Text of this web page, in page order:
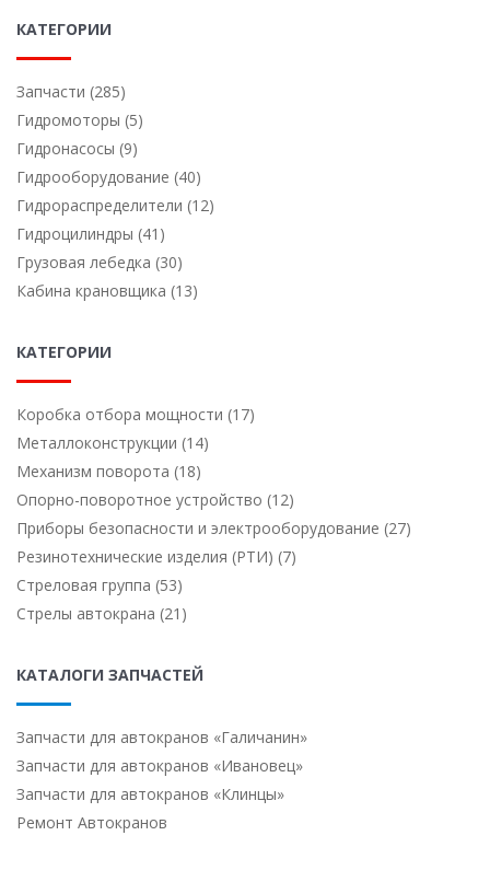
КАТЕГОРИИ
Запчасти (285)
Гидромоторы (5)
Гидронасосы (9)
Гидрооборудование (40)
Гидрораспределители (12)
Гидроцилиндры (41)
Грузовая лебедка (30)
Кабина крановщика (13)
КАТЕГОРИИ
Коробка отбора мощности (17)
Металлоконструкции (14)
Механизм поворота (18)
Опорно-поворотное устройство (12)
Приборы безопасности и электрооборудование (27)
Резинотехнические изделия (РТИ) (7)
Стреловая группа (53)
Стрелы автокрана (21)
КАТАЛОГИ ЗАПЧАСТЕЙ
Запчасти для автокранов «Галичанин»
Запчасти для автокранов «Ивановец»
Запчасти для автокранов «Клинцы»
Ремонт Автокранов